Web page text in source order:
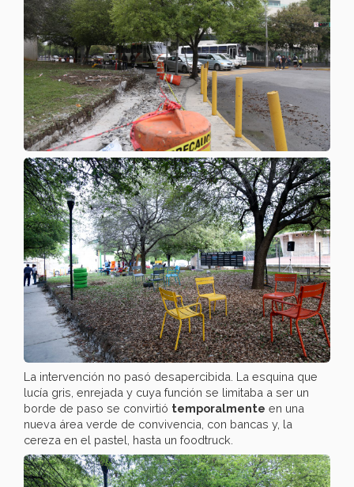
La intervención no pasó desapercibida. La esquina que
lucía gris, enrejada y cuya función se limitaba a ser un
borde de paso se convirtió temporalmente en una
nueva área verde de convivencia, con bancas y, la
cereza en el pastel, hasta un foodtruck.